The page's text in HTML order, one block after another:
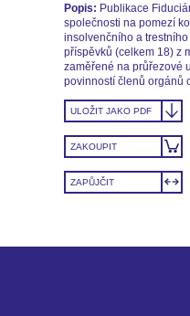
Popis: Publikace
společnosti na pomezí
insolvenčního a
příspěvků (celkem 18) z
zaměřené na průřezové
povinností členů orgánů
ULOŽIT JAKO PDF
ZAKOUPIT
ZAPŮJČIT